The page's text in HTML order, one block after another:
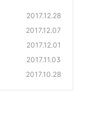
2017.12.28
2017.12.07
2017.12.01
2017.11.03
2017.10.28